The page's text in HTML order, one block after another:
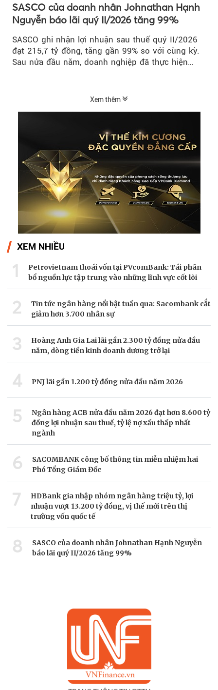
SASCO của doanh nhân Johnathan Hạnh
Nguyễn báo lãi quý II/2026 tăng 99%
SASCO ghi nhận lợi nhuận sau thuế quý II/2026
đạt 215,7 tỷ đồng, tăng gần 99% so với cùng kỳ.
Sau nửa đầu năm, doanh nghiệp đã thực hiện
Xem thêm
XEM NHIỀU
1
Petrovietnam thoái vốn tại PVcomBank: Tái phân
bổ nguồn lực tập trung vào những lĩnh vực cốt lõi
2
Tin tức ngân hàng nổi bật tuần qua: Sacombank cắt
giảm hơn 3.700 nhân sự
3
Hoàng Anh Gia Lai lãi gần 2.300 tỷ đồng nửa đầu
năm, dòng tiền kinh doanh dương trở lại
4 PNJ lãi gần 1.200 tỷ đồng nửa đầu năm 2026
5
Ngân hàng ACB nửa đầu năm 2026 đạt hơn 8.600 tỷ
đồng lợi nhuận sau thuế, tỷ lệ nợ xấu thấp nhất
ngành
6
SACOMBANK công bố thông tin miễn nhiệm hai
Phó Tổng Giám Đốc
7
HDBank gia nhập nhóm ngân hàng triệu tỷ, lợi
nhuận vượt 13.200 tỷ đồng, vị thế mới trên thị
trường vốn quốc tế
8
SASCO của doanh nhân Johnathan Hạnh Nguyễn
báo lãi quý II/2026 tăng 99%